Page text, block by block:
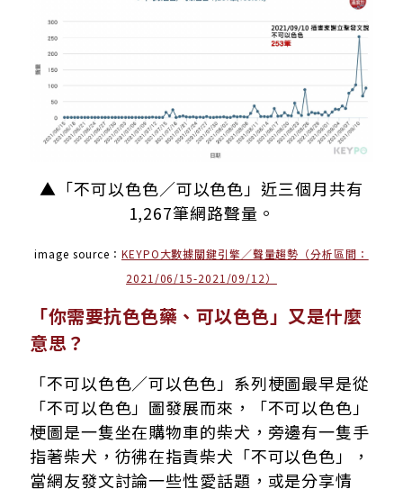
▲「不可以色色／可以色色」近三個月共有
1,267筆網路聲量。
image source： KEYPO大數據關鍵引擎／聲量趨勢（分析區間：
2021/06/15-2021/09/12）
「你需要抗色色藥、可以色色」又是什麼
意思？
「不可以色色／可以色色」系列梗圖最早是從
「不可以色色」圖發展而來，「不可以色色」
梗圖是一隻坐在購物車的柴犬，旁邊有一隻手
指著柴犬，彷彿在指責柴犬「不可以色色」，
當網友發文討論一些性愛話題，或是分享情